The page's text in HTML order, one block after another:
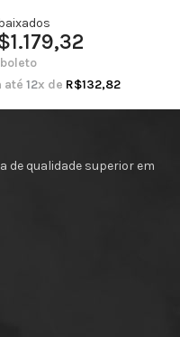
1.179,32
até 12x de R$132,82
de qualidade superior em